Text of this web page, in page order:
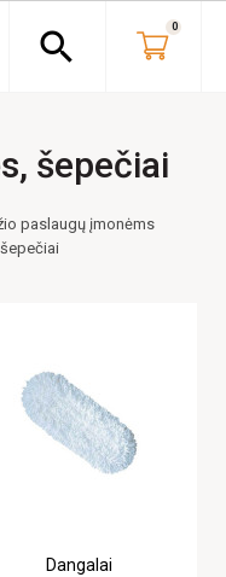
search 0
šepečiai
paslaugų įmonėms
Dangalai